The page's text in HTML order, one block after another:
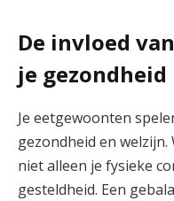
De invloed
je gezondheid
Je eetgewoonten
gezondheid en
niet alleen je fysieke
gesteldheid. Een